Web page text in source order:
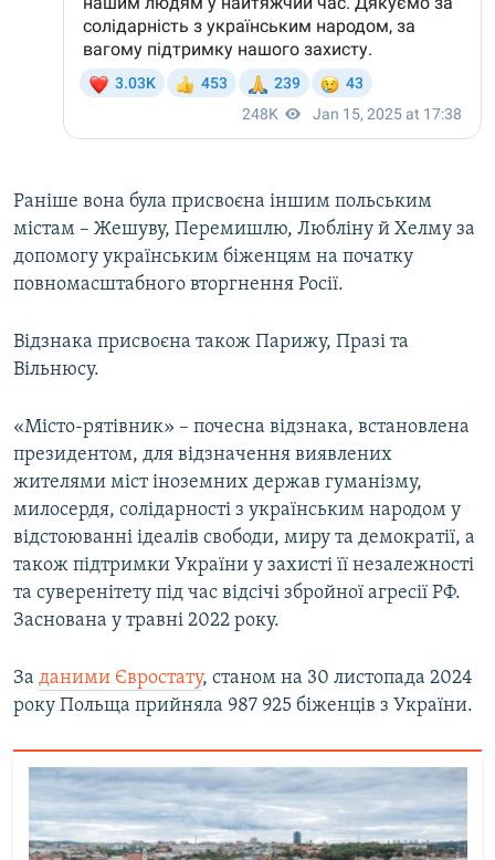
Раніше вона була присвоєна іншим польським
містам – Жешуву, Перемишлю, Любліну й Хелму за
допомогу українським біженцям на початку
повномасштабного вторгнення Росії.
Відзнака присвоєна також Парижу, Празі та
Вільнюсу.
«Місто-рятівник» – почесна відзнака, встановлена
президентом, для відзначення виявлених
жителями міст іноземних держав гуманізму,
милосердя, солідарності з українським народом у
відстоюванні ідеалів свободи, миру та демократії, а
також підтримки України у захисті її незалежності
та суверенітету під час відсічі збройної агресії РФ.
Заснована у травні 2022 року.
За даними Євростату, станом на 30 листопада 2024
року Польща прийняла 987 925 біженців з України.